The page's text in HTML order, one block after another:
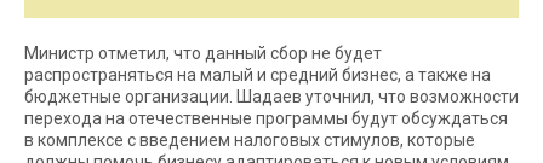
Министр отметил, что данный сбор не будет
распространяться на малый и средний бизнес, а также на
бюджетные организации. Шадаев уточнил, что возможности
перехода на отечественные программы будут обсуждаться
в комплексе с введением налоговых стимулов, которые